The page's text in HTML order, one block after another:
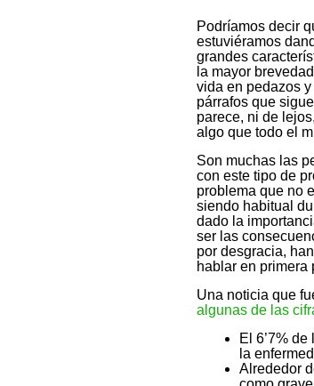
Podríamos decir
estuviéramos
grandes
la mayor
vida en pedazos
párrafos que
parece, ni de
algo que todo el
Son muchas las
con este tipo de
problema que no
siendo habitual
dado la
ser las
por desgracia,
hablar en primera
Una noticia que
algunas de las
El 6’7%
la
Alrededor